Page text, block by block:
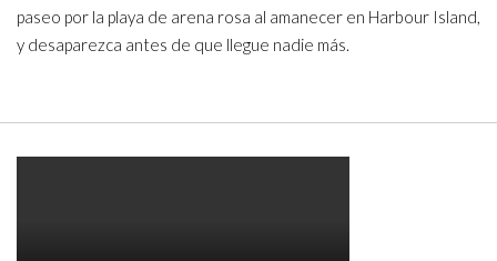
paseo por la playa de arena rosa al amanecer en Harbour Island,
y desaparezca antes de que llegue nadie más.